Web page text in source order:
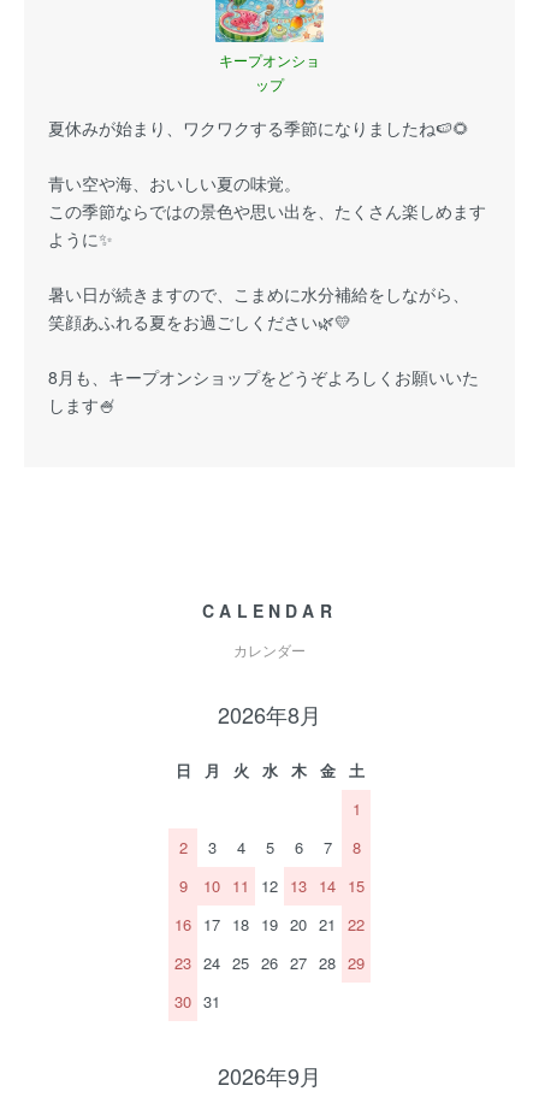
キープオンショ
ップ
夏休みが始まり、ワクワクする季節になりましたね🍉🌻
青い空や海、おいしい夏の味覚。
この季節ならではの景色や思い出を、たくさん楽しめます
ように✨
暑い日が続きますので、こまめに水分補給をしながら、
笑顔あふれる夏をお過ごしください🌿💛
8月も、キープオンショップをどうぞよろしくお願いいた
します🍧
CALENDAR
カレンダー
2026年8月
日 月 火 水 木 金
土
1
2
3 4 5 6 7
8
9
10 11 12 13 14 15
16 17 18 19 20 21
22
23 24 25 26 27 28 29
30 31
2026年9月